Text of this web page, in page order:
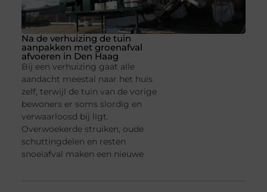
Na de verhuizing de tuin
aanpakken met groenafval
afvoeren in Den Haag
Bij een verhuizing gaat alle
aandacht meestal naar het huis
zelf, terwijl de tuin van de vorige
bewoners er soms slordig en
verwaarloosd bij ligt.
Overwoekerde struiken, oude
schuttingdelen en resten
snoeiafval maken een nieuwe